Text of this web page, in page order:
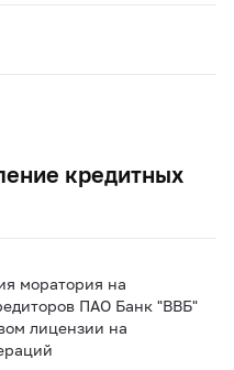
кредитных
моратория на
ПАО Банк "ВВБ"
лицензии на